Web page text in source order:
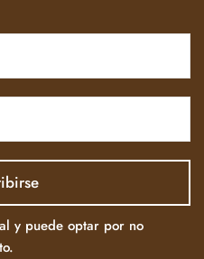
y puede optar por no